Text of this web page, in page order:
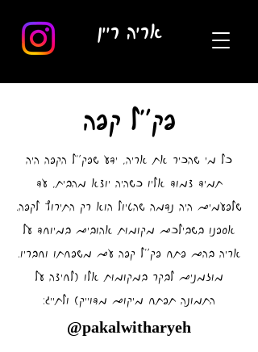
אריה ריין
פק"ל קפה
כל מי שהכיר את אריה, ידע שפק"ל הקפה היה
תמיד צמוד אליו כשהיה יוצא מהבית, עד
שלפעמים היה נדמה שהטיול הוא רק התירוץ לקפה.
אספנו בשבילכם מקומות אהובים במיוחד על
אריה בהם פתח פק"ל קפה עם משפחתו וחבריו.
מוזמנים לבקר במקומות אלו (לחיצה על
התמונה תפתח מיקום מדוייק) ולתייג:
@pakalwitharyeh